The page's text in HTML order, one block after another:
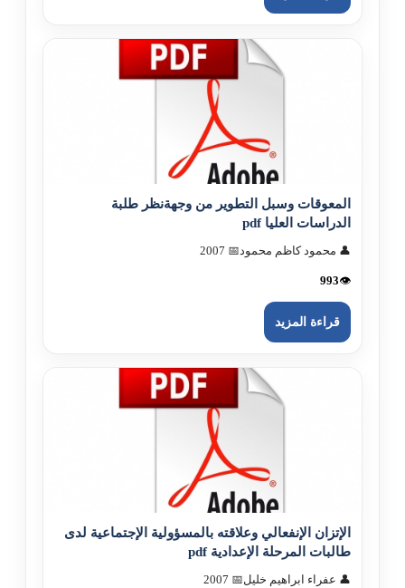
المعوقات وسبل التطوير من وجهةنظر طلبة
الدراسات العليا pdf
👤 محمود كاظم محمود 📅 2007
👁️
993
قراءة المزيد
الإتزان الإنفعالي وعلاقته بالمسؤولية الإجتماعية لدى
طالبات المرحلة الإعدادية pdf
👤 عفراء ابراهيم خليل📅 2007